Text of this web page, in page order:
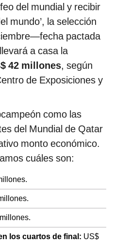
del mundial y recibir
mundo’, la selección
pactada
a casa la
42 millones, según
de Exposiciones y
como las
del Mundial de Qatar
monto económico.
cuáles son:
los cuartos de final: US$